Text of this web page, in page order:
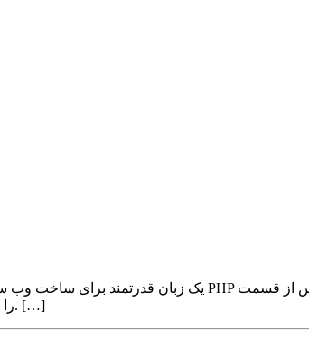
Multi PHP Manager را انتخاب کنید. صفحه ای همانند تصویر زیر برایتان باز می شود. […]